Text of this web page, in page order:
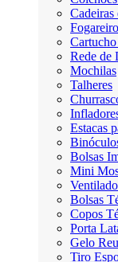
Cadeiras
Fogareiro
Rede de
Mochilas
Talheres
Estacas
Bolsas
Mini
Bolsas
Copos
Porta
Gelo
Tiro